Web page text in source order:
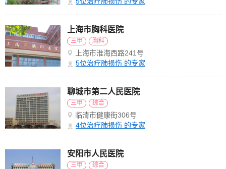
上海市胸科医院
三甲 胸科
上海市淮海西路241号
5位治疗肺损伤 的专家
聊城市第二人民医院
三甲 综合
临清市健康街306号
4位治疗肺损伤 的专家
安阳市人民医院
三甲 综合